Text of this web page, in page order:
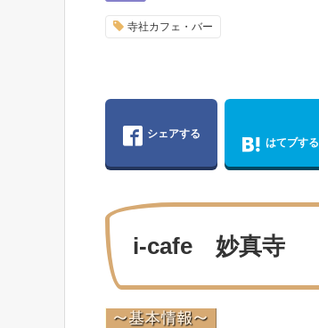
寺社カフェ・バー
シェアする
はてブする
i-cafe 妙真寺